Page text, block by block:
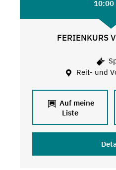
10:00
FERIENKURS
Reit- und
Auf meine
Liste